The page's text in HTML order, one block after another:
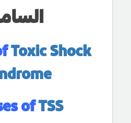
Toxic Shock
ofTSS